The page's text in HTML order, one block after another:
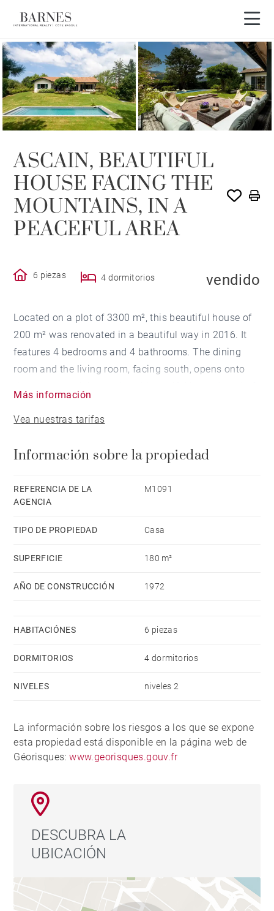
VENDIDO POR BARNES
ASCAIN, BEAUTIFUL
HOUSE FACING THE
MOUNTAINS, IN A
PEACEFUL AREA
6 piezas 4 dormitorios vendido
Located on a plot of 3300 m², this beautiful house of
200 m² was renovated in a beautiful way in 2016. It
features 4 bedrooms and 4 bathrooms. The dining
room and the living room, facing south, opens onto
Más información
Vea nuestras tarifas
Información sobre la propiedad
REFERENCIA DE LA
AGENCIA
M1091
TIPO DE PROPIEDAD Casa
SUPERFICIE 180 m²
AÑO DE CONSTRUCCIÓN 1972
HABITACIÓNES 6 piezas
DORMITORIOS 4 dormitorios
NIVELES niveles 2
La información sobre los riesgos a los que se expone
esta propiedad está disponible en la página web de
Géorisques:www.georisques.gouv.fr
DESCUBRA LA
UBICACIÓN